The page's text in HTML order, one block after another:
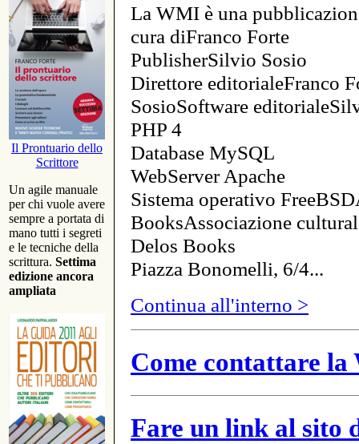
Il Prontuario dello
Scrittore
Un agile manuale
per chi vuole avere
sempre a portata di
mano tutti i segreti
e le tecniche della
scrittura. Settima
edizione ancora
ampliata
La WMI è una
cura diFranco Forte
PublisherSilvio Sosio
Direttore editorialeFranco
SosioSoftware
PHP 4
Database MySQL
WebServer Apache
Sistema operativo
BooksAssociazione
Delos Books
Piazza Bonomelli, 6/4...
Continua all'interno >
Come contattare
Fare un link al sito